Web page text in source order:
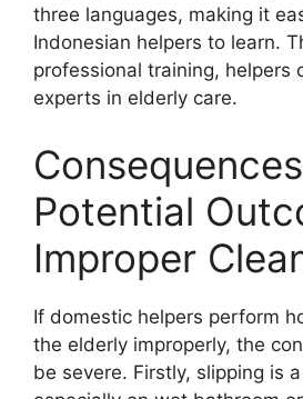
three languages, making it
Indonesian helpers to learn.
professional training, helpers
experts in elderly care.
Potential
Improper
If domestic helpers perform
the elderly improperly, the
be severe. Firstly, slipping is